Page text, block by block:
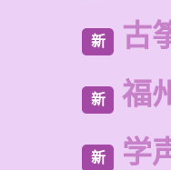
新 古
新 福
新 学